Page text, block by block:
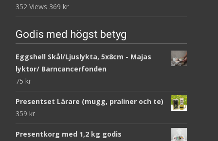
352 Views 369 kr
Godis med högst betyg
Eggshell Skål/Ljuslykta, 5x8cm - Majas
lyktor/ Barncancerfonden
75 kr
Presentset Lärare (mugg, praliner och te)
359 kr
Presentkorg med 1,2 kg godis